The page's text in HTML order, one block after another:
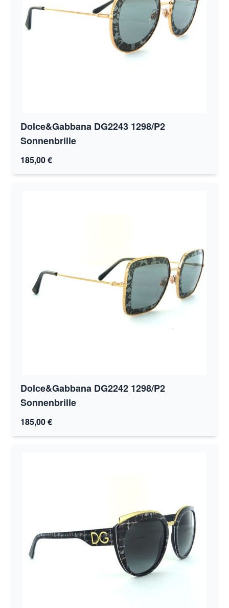
Dolce&Gabbana DG2243 1298/P2
Sonnenbrille
185,00 €
Dolce&Gabbana DG2242 1298/P2
Sonnenbrille
185,00 €